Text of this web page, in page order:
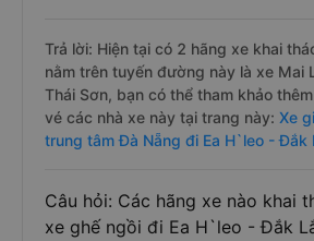
Trả lời: Hiện tại có 2 hãng xe khai
nằm trên tuyến đường này là xe Mai
Thái Sơn, bạn có thể tham khảo
vé các nhà xe này tại trang này: Xe
trung tâm Đà Nẵng đi Ea H`leo - Đắk
Câu hỏi: Các hãng xe nào khai
xe ghế ngồi đi Ea H`leo - Đắk